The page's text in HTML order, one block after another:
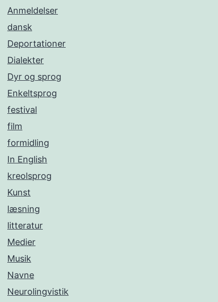
Anmeldelser
dansk
Deportationer
Dialekter
Dyr og sprog
Enkeltsprog
festival
film
formidling
In English
kreolsprog
Kunst
læsning
litteratur
Medier
Musik
Navne
Neurolingvistik